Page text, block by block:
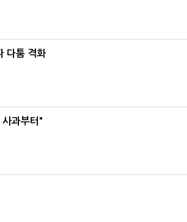
다툼 격화
과부터"